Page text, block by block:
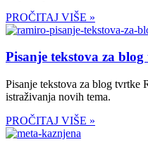
PROČITAJ VIŠE »
Pisanje tekstova za
Pisanje tekstova za blog tvrtke
istraživanja novih tema.
PROČITAJ VIŠE »